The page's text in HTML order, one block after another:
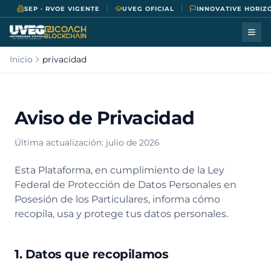
SEP · RVOE VIGENTE UVEG OFICIAL INNOVATIVE
Inicio privacidad
Aviso de Privacidad
Última actualización: julio de 2026
Esta Plataforma, en cumplimiento de la Ley
Federal de Protección de Datos Personales en
Posesión de los Particulares, informa cómo
recopila, usa y protege tus datos personales.
1. Datos que recopilamos